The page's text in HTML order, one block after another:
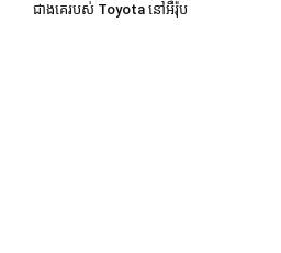
ជាងគេរបស់ Toyota នៅអឺរ៉ុប